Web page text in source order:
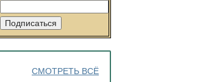
СМОТРЕТЬ ВСЁ